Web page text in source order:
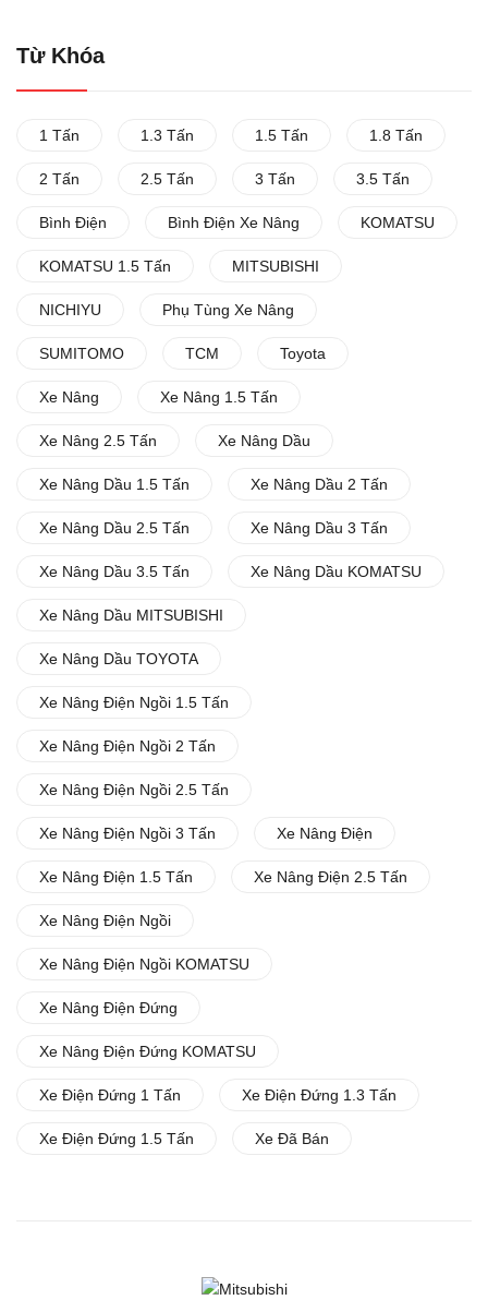
Từ Khóa
1 Tấn 1.3 Tấn 1.5 Tấn 1.8 Tấn
2 Tấn 2.5 Tấn 3 Tấn 3.5 Tấn
Bình Điện Bình Điện Xe Nâng KOMATSU
KOMATSU 1.5 Tấn MITSUBISHI
NICHIYU Phụ Tùng Xe Nâng
SUMITOMO TCM Toyota
Xe Nâng Xe Nâng 1.5 Tấn
Xe Nâng 2.5 Tấn Xe Nâng Dầu
Xe Nâng Dầu 1.5 Tấn Xe Nâng Dầu 2 Tấn
Xe Nâng Dầu 2.5 Tấn Xe Nâng Dầu 3 Tấn
Xe Nâng Dầu 3.5 Tấn Xe Nâng Dầu KOMATSU
Xe Nâng Dầu MITSUBISHI
Xe Nâng Dầu TOYOTA
Xe Nâng Điện Ngồi 1.5 Tấn
Xe Nâng Điện Ngồi 2 Tấn
Xe Nâng Điện Ngồi 2.5 Tấn
Xe Nâng Điện Ngồi 3 Tấn Xe Nâng Điện
Xe Nâng Điện 1.5 Tấn Xe Nâng Điện 2.5 Tấn
Xe Nâng Điện Ngồi
Xe Nâng Điện Ngồi KOMATSU
Xe Nâng Điện Đứng
Xe Nâng Điện Đứng KOMATSU
Xe Điện Đứng 1 Tấn Xe Điện Đứng 1.3 Tấn
Xe Điện Đứng 1.5 Tấn Xe Đã Bán